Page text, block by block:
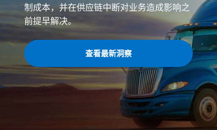
制成本，并在供应链中断对业务造成影响之
前提早解决。
查看最新洞察